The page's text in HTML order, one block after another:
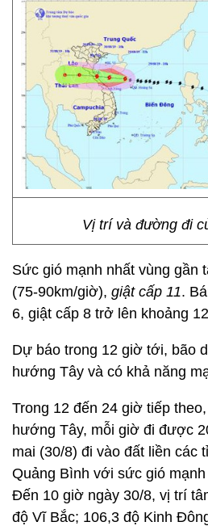
Vị trí và đường đi
Sức gió mạnh nhất vùng gần
(75-90km/giờ), giật cấp 11.
6, giật cấp 8 trở lên khoảng
Dự báo trong 12 giờ tới, bão
hướng Tây và có khả năng
Trong 12 đến 24 giờ tiếp
hướng Tây, mỗi giờ đi được
mai (30/8) đi vào đất liền các
Quảng Bình với sức gió
Đến 10 giờ ngày 30/8, vị trí
độ Vĩ Bắc; 106,3 độ Kinh